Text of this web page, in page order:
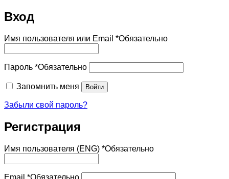
Вход
Имя пользователя или Email *Обязательно
Пароль *Обязательно
Запомнить меня Войти
Забыли свой пароль?
Регистрация
Имя пользователя (ENG) *Обязательно
Email *Обязательно